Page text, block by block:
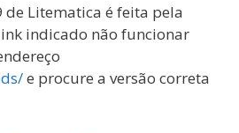
de Litematica é feita pela
indicado não funcionar
e procure a versão correta